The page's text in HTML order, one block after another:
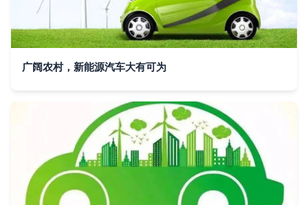
广阔农村，新能源汽车大有可为